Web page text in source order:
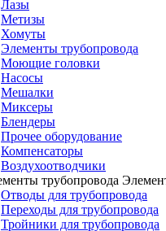
Лазы
Метизы
Хомуты
Элементы трубопровода
Моющие головки
Насосы
Мешалки
Миксеры
Блендеры
Прочее оборудование
Компенсаторы
Воздухоотводчики
Отводы для трубопровода
Переходы для трубопровода
Тройники для трубопровода